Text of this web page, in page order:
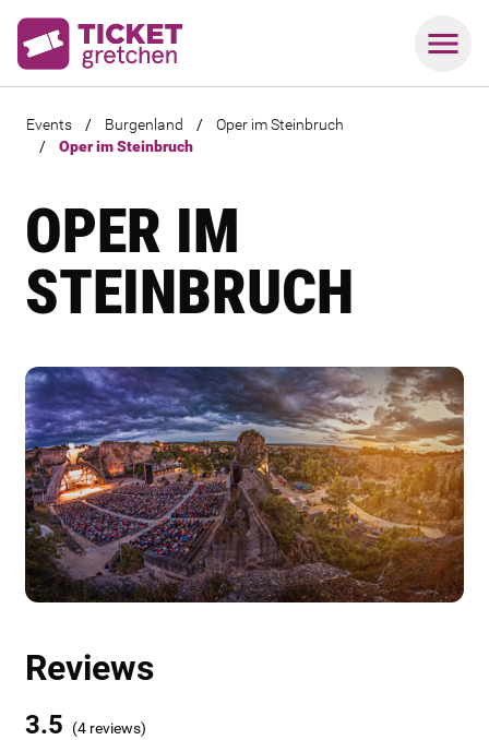
Events / Burgenland /
Oper im Steinbruch
/
Oper im Steinbruch
OPER IM
STEINBRUCH
Reviews
3.5 (4 reviews)